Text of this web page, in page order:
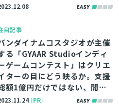
目記事
ンダイナムコスタジオが主催
る「GYAAR Studioインディ
ゲームコンテスト」はクリエ
ターの目にどう映るか。支援
額1億円だけではない、開発
コミュニティとしての魅力を
［PR］